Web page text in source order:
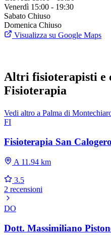
Venerdì 15:00 - 19:30
Sabato Chiuso
Domenica Chiuso
Visualizza su Google Maps
Altri fisioterapisti e
Fisioterapia
Vedi altro a Palma di
FI
Fisioterapia San Calogero
A 11.94 km
3.5
2 recensioni
DO
Dott. Massimiliano